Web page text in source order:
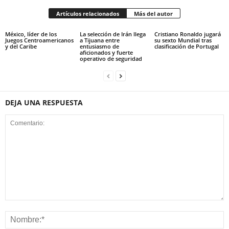
Artículos relacionados Más del autor
México, líder de los
Juegos Centroamericanos
y del Caribe
La selección de Irán llega
a Tijuana entre
entusiasmo de
aficionados y fuerte
operativo de seguridad
Cristiano Ronaldo jugará
su sexto Mundial tras
clasificación de Portugal
DEJA UNA RESPUESTA